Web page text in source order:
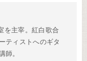
を主宰。紅白歌合
ティストへのギタ
師。